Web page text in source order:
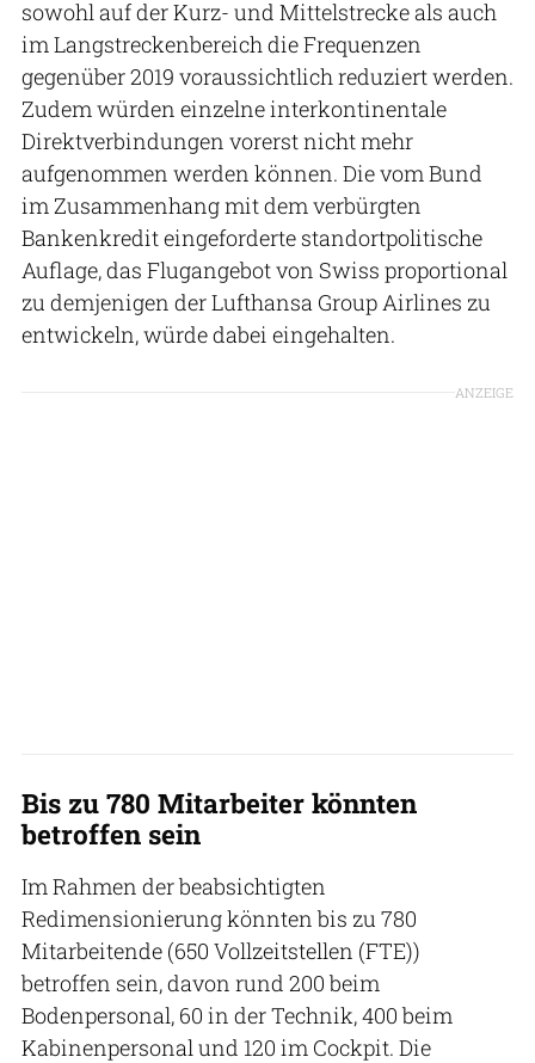
sowohl auf der Kurz- und Mittelstrecke als auch
im Langstreckenbereich die Frequenzen
gegenüber 2019 voraussichtlich reduziert werden.
Zudem würden einzelne interkontinentale
Direktverbindungen vorerst nicht mehr
aufgenommen werden können. Die vom Bund
im Zusammenhang mit dem verbürgten
Bankenkredit eingeforderte standortpolitische
Auflage, das Flugangebot von Swiss proportional
zu demjenigen der Lufthansa Group Airlines zu
entwickeln, würde dabei eingehalten.
ANZEIGE
Bis zu 780 Mitarbeiter könnten
betroffen sein
Im Rahmen der beabsichtigten
Redimensionierung könnten bis zu 780
Mitarbeitende (650 Vollzeitstellen (FTE))
betroffen sein, davon rund 200 beim
Bodenpersonal, 60 in der Technik, 400 beim
Kabinenpersonal und 120 im Cockpit. Die